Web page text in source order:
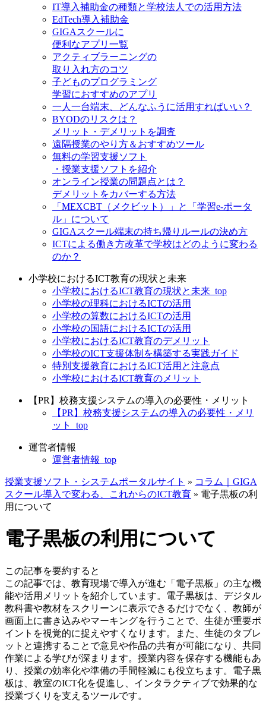
IT導入補助金の種類と学校法人での活用方法
EdTech導入補助金
GIGAスクールに
便利なアプリ一覧
アクティブラーニングの
取り入れ方のコツ
子どものプログラミング
学習におすすめのアプリ
一人一台端末、どんなふうに活用すればいい？
BYODのリスクは？
メリット・デメリットを調査
遠隔授業のやり方＆おすすめツール
無料の学習支援ソフト
・授業支援ソフトを紹介
オンライン授業の問題点とは？
デメリットをカバーする方法
「MEXCBT（メクビット）」と「学習e-ポータ
ル」について
GIGAスクール端末の持ち帰りルールの決め方
ICTによる働き方改革で学校はどのように変わる
のか？
小学校におけるICT教育の現状と未来
小学校におけるICT教育の現状と未来_top
小学校の理科におけるICTの活用
小学校の算数におけるICTの活用
小学校の国語におけるICTの活用
小学校におけるICT教育のデメリット
小学校のICT支援体制を構築する実践ガイド
特別支援教育におけるICT活用と注意点
小学校におけるICT教育のメリット
【PR】校務支援システムの導入の必要性・メリット
【PR】校務支援システムの導入の必要性・メリ
ット_top
運営者情報
運営者情報_top
授業支援ソフト・システムポータルサイト » コラム｜GIGA
スクール導入で変わる、これからのICT教育 » 電子黒板の利
用について
電子黒板の利用について
この記事を要約すると
この記事では、教育現場で導入が進む「電子黒板」の主な機
能や活用メリットを紹介しています。電子黒板は、デジタル
教科書や教材をスクリーンに表示できるだけでなく、教師が
画面上に書き込みやマーキングを行うことで、生徒が重要ポ
イントを視覚的に捉えやすくなります。また、生徒のタブレ
ットと連携することで意見や作品の共有が可能になり、共同
作業による学びが深まります。授業内容を保存する機能もあ
り、授業の効率化や準備の手間軽減にも役立ちます。電子黒
板は、教室のICT化を促進し、インタラクティブで効果的な
授業づくりを支えるツールです。